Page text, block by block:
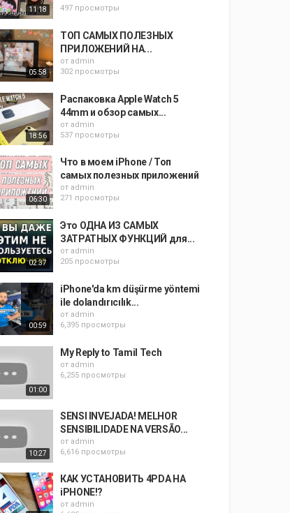
11:18
497 просмотры
05:58
ТОП САМЫХ ПОЛЕЗНЫХ
ПРИЛОЖЕНИЙ НА...
от admin
302 просмотры
18:56
Распаковка Apple Watch 5
44mm и обзор самых...
от admin
537 просмотры
06:30
Что в моем iPhone / Топ
самых полезных приложений
от admin
271 просмотры
02:37
Это ОДНА ИЗ САМЫХ
ЗАТРАТНЫХ ФУНКЦИЙ для...
от admin
205 просмотры
00:59
iPhone'da km düşürme yöntemi
ile dolandırıcılık...
от admin
6,395 просмотры
01:00
My Reply to Tamil Tech
от admin
6,255 просмотры
10:27
SENSI INVEJADA! MELHOR
SENSIBILIDADE NA VERSÃO...
от admin
6,616 просмотры
КАК УСТАНОВИТЬ 4PDA НА
iPHONE!?
от admin